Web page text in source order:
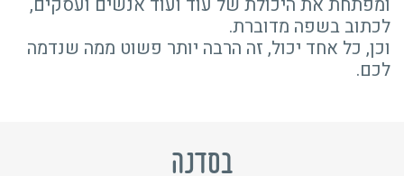
לכתוב בשפה מדוברת.
וכן, כל אחד יכול, זה הרבה יותר פשוט ממה שנדמה
לכם.
בסדנה